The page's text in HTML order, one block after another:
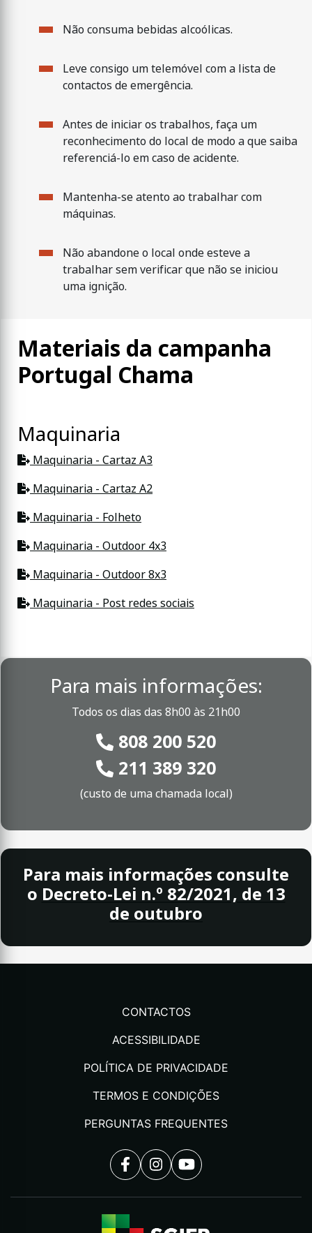
Não consuma bebidas alcoólicas.
Leve consigo um telemóvel com a lista de
contactos de emergência.
Antes de iniciar os trabalhos, faça um
reconhecimento do local de modo a que saiba
referenciá-lo em caso de acidente.
Mantenha-se atento ao trabalhar com
máquinas.
Não abandone o local onde esteve a
trabalhar sem verificar que não se iniciou
uma ignição.
Materiais da campanha
Portugal Chama
Maquinaria
Maquinaria - Cartaz A3
Maquinaria - Cartaz A2
Maquinaria - Folheto
Maquinaria - Outdoor 4x3
Maquinaria - Outdoor 8x3
Maquinaria - Post redes sociais
Para mais informações:
Todos os dias das 8h00 às 21h00
808 200 520
211 389 320
(custo de uma chamada local)
Para mais informações consulte
o Decreto-Lei n.º 82/2021, de 13
de outubro
CONTACTOS
ACESSIBILIDADE
POLÍTICA DE PRIVACIDADE
TERMOS E CONDIÇÕES
PERGUNTAS FREQUENTES